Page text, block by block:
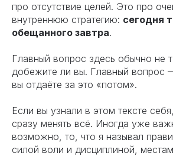
про отсутствие целей. Это про
внутреннюю стратегию: сегодня
обещанного завтра.
Главный вопрос здесь обычно не
добежите ли вы. Главный вопрос
вы отдаёте за это «потом».
Если вы узнали в этом тексте
сразу менять всё. Иногда уже
возможно, то, что я называл
силой воли и дисциплиной,